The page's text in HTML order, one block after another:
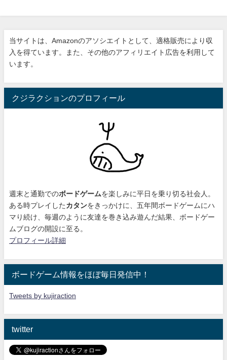
当サイトは、Amazonのアソシエイトとして、適格販売により収
入を得ています。また、その他のアフィリエイト広告を利用して
います。
クジラクションのプロフィール
週末と通勤でのボードゲームを楽しみに平日を乗り切る社会人。
ある時プレイした カタンをきっかけに、 五年間ボードゲームにハ
マり続け 、毎週のように友達を巻き込み遊んだ結果、ボードゲー
ムブログの開設に至る。
プロフィール詳細
ボードゲーム情報をほぼ毎日発信中！
Tweets by kujiraction
twitter